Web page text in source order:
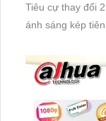
Tiêu cự thay đổi
ánh sáng kép